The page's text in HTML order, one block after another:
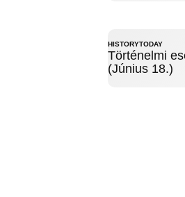
HISTORYTODAY
Történelmi
(Június 18.)